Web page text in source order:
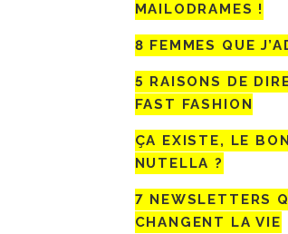
MAILODRAMES !
8 FEMMES QUE
5 RAISONS DE
FAST FASHION
ÇA EXISTE, LE
NUTELLA ?
7 NEWSLETTERS
CHANGENT LA VIE